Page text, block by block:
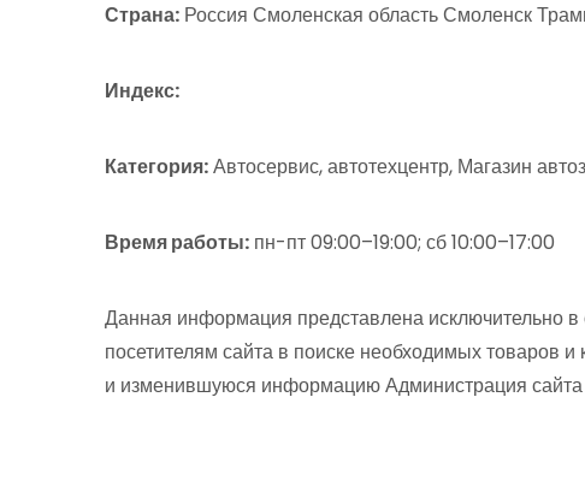
Страна: Россия Смоленская область Смоленск
Индекс:
Категория:Автосервис, автотехцентр, Магазин
Время работы: пн-пт 09:00–19:00; сб 10:00–17:00
Данная информация представлена исключительно
посетителям сайта в поиске необходимых товаров
и изменившуюся информацию Администрация сайта